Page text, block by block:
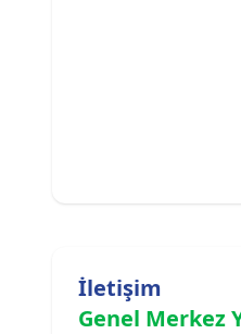
İletişim
Genel Merkez